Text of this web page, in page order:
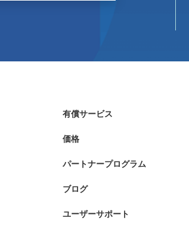
有償サービス
価格
パートナープログラム
ブログ
ユーザーサポート